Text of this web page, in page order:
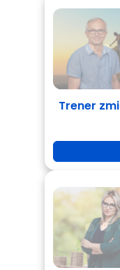
Trener